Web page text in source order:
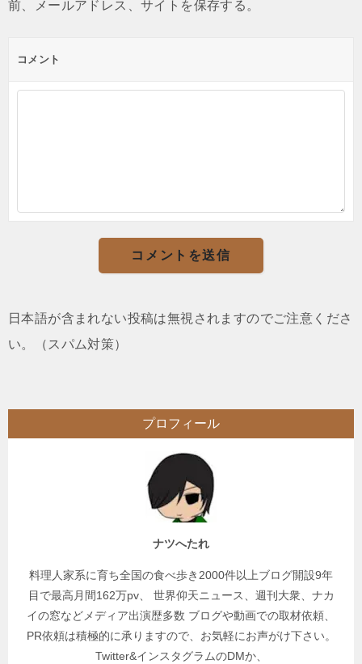
前、メールアドレス、サイトを保存する。
コメント
日本語が含まれない投稿は無視されますのでご注意くださ
い。（スパム対策）
プロフィール
ナツへたれ
料理人家系に育ち全国の食べ歩き2000件以上ブログ開設9年
目で最高月間162万pv、 世界仰天ニュース、週刊大衆、ナカ
イの窓などメディア出演歴多数 ブログや動画での取材依頼、
PR依頼は積極的に承りますので、お気軽にお声がけ下さい。
Twitter&インスタグラムのDMか、